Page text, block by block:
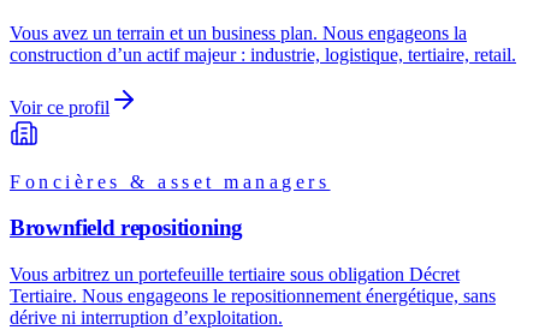
Vous avez un terrain et un business plan. Nous engageons la
construction d’un actif majeur : industrie, logistique, tertiaire, retail.
Voir ce profil
Foncières & asset managers
Brownfield repositioning
Vous arbitrez un portefeuille tertiaire sous obligation Décret
Tertiaire. Nous engageons le repositionnement énergétique, sans
dérive ni interruption d’exploitation.